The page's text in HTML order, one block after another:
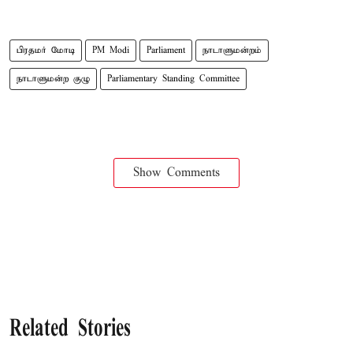
பிரதமர் மோடி PM Modi Parliament நாடாளுமன்றம்
நாடாளுமன்ற குழு Parliamentary Standing Committee
Show Comments
Related Stories